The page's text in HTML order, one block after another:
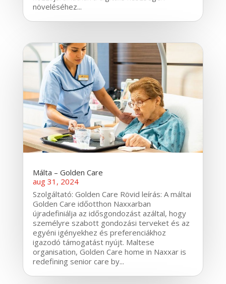
növeléséhez...
Málta – Golden Care
aug 31, 2024
Szolgáltató: Golden Care Rövid leírás: A máltai
Golden Care időotthon Naxxarban
újradefiniálja az idősgondozást azáltal, hogy
személyre szabott gondozási terveket és az
egyéni igényekhez és preferenciákhoz
igazodó támogatást nyújt. Maltese
organisation, Golden Care home in Naxxar is
redefining senior care by...